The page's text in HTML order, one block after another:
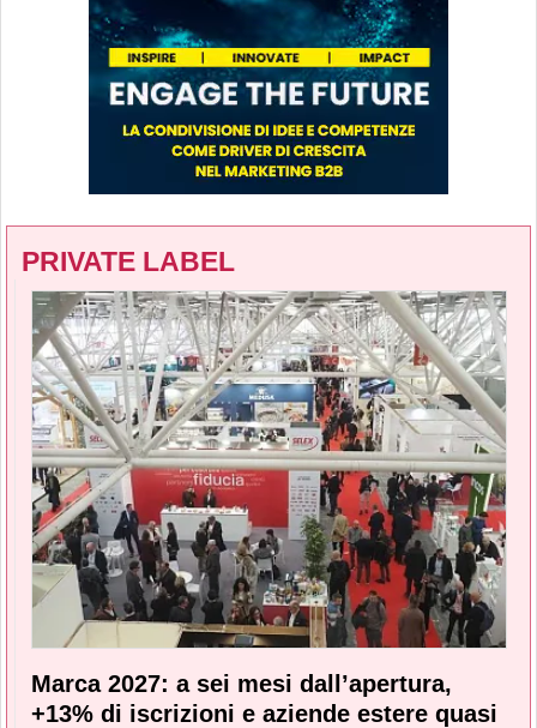
PRIVATE LABEL
Marca 2027: a sei mesi dall’apertura,
+13% di iscrizioni e aziende estere quasi